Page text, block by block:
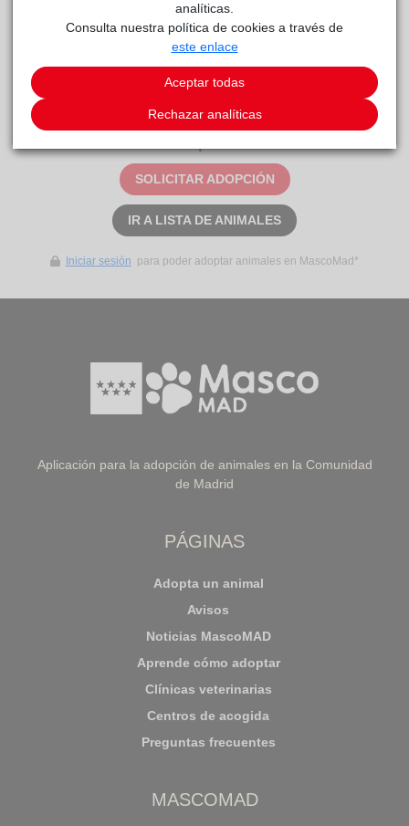
Largo. Sí. Sí.
Este animal aún no ha recibido solicitudes de
SOLICITAR ADOPCIÓN
IR A LISTA DE ANIMALES
Iniciar sesión para poder adoptar animales en MascoMad*
Aplicación para la adopción de animales en la Comunidad
de Madrid
PÁGINAS
Adopta un animal
Avisos
Noticias MascoMAD
Aprende cómo adoptar
Clínicas veterinarias
Centros de acogida
Preguntas frecuentes
MASCOMAD
analíticas.
Consulta nuestra política de cookies a través de
este enlace
Aceptar todas
Rechazar analíticas